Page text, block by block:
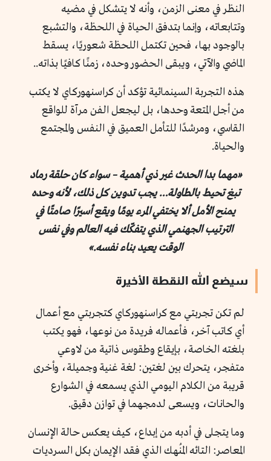
النظر في معنى الزمن، وأنه لا يتشكل في مضيه
وتتابعاته، وإنما بتدفق الحياة في اللحظة، والتشبع
بالوجود بها، فحين تكتمل اللحظة شعوريًا، يسقط
الماضي والآتي، ويبقى الحضور وحده، زمنًا كافيًا بذاته..
هذه التجربة السينمائية تؤكد أن كراسنهوركاي لا يكتب
من أجل المتعة وحدها، بل ليجعل الفن مرآة للواقع
القاسي، ومرشدًا للتأمل العميق في النفس والمجتمع
والحياة.
«مهما بدا الحدث غير ذي أهمية – سواء كان حلقة رماد
تبغ تحيط بالطاولة… يجب تدوين كل ذلك، لأنه وحده
يمنح الأمل ألا يختفي المرء يومًا ويقع أسيرًا صامتًا في
الترتيب الجهنمي الذي يتفكّك فيه العالم وفي نفس
الوقت يعيد بناء نفسه.»
سيضع الله النقطة الأخيرة
لم تكن تجربتي مع كراسنهوركاي كتجربتي مع أعمال
أي كاتب آخر، فأعماله فريدة من نوعها، فهو يكتب
بلغته الخاصة، بإيقاع وطقوس ذاتية من لاوعي
متفجر، يتحرك بين لغتين: لغة غنية وجميلة، وأخرى
قريبة من الكلام اليومي الذي يسمعه في الشوارع
والحانات، ويسعى لدمجهما في توازن دقيق.
وما يتجلى في أدبه من إبداع، كيف يعكس حالة الإنسان
المعاصر: التائه المُنهك الذي فقد الإيمان بكل السرديات